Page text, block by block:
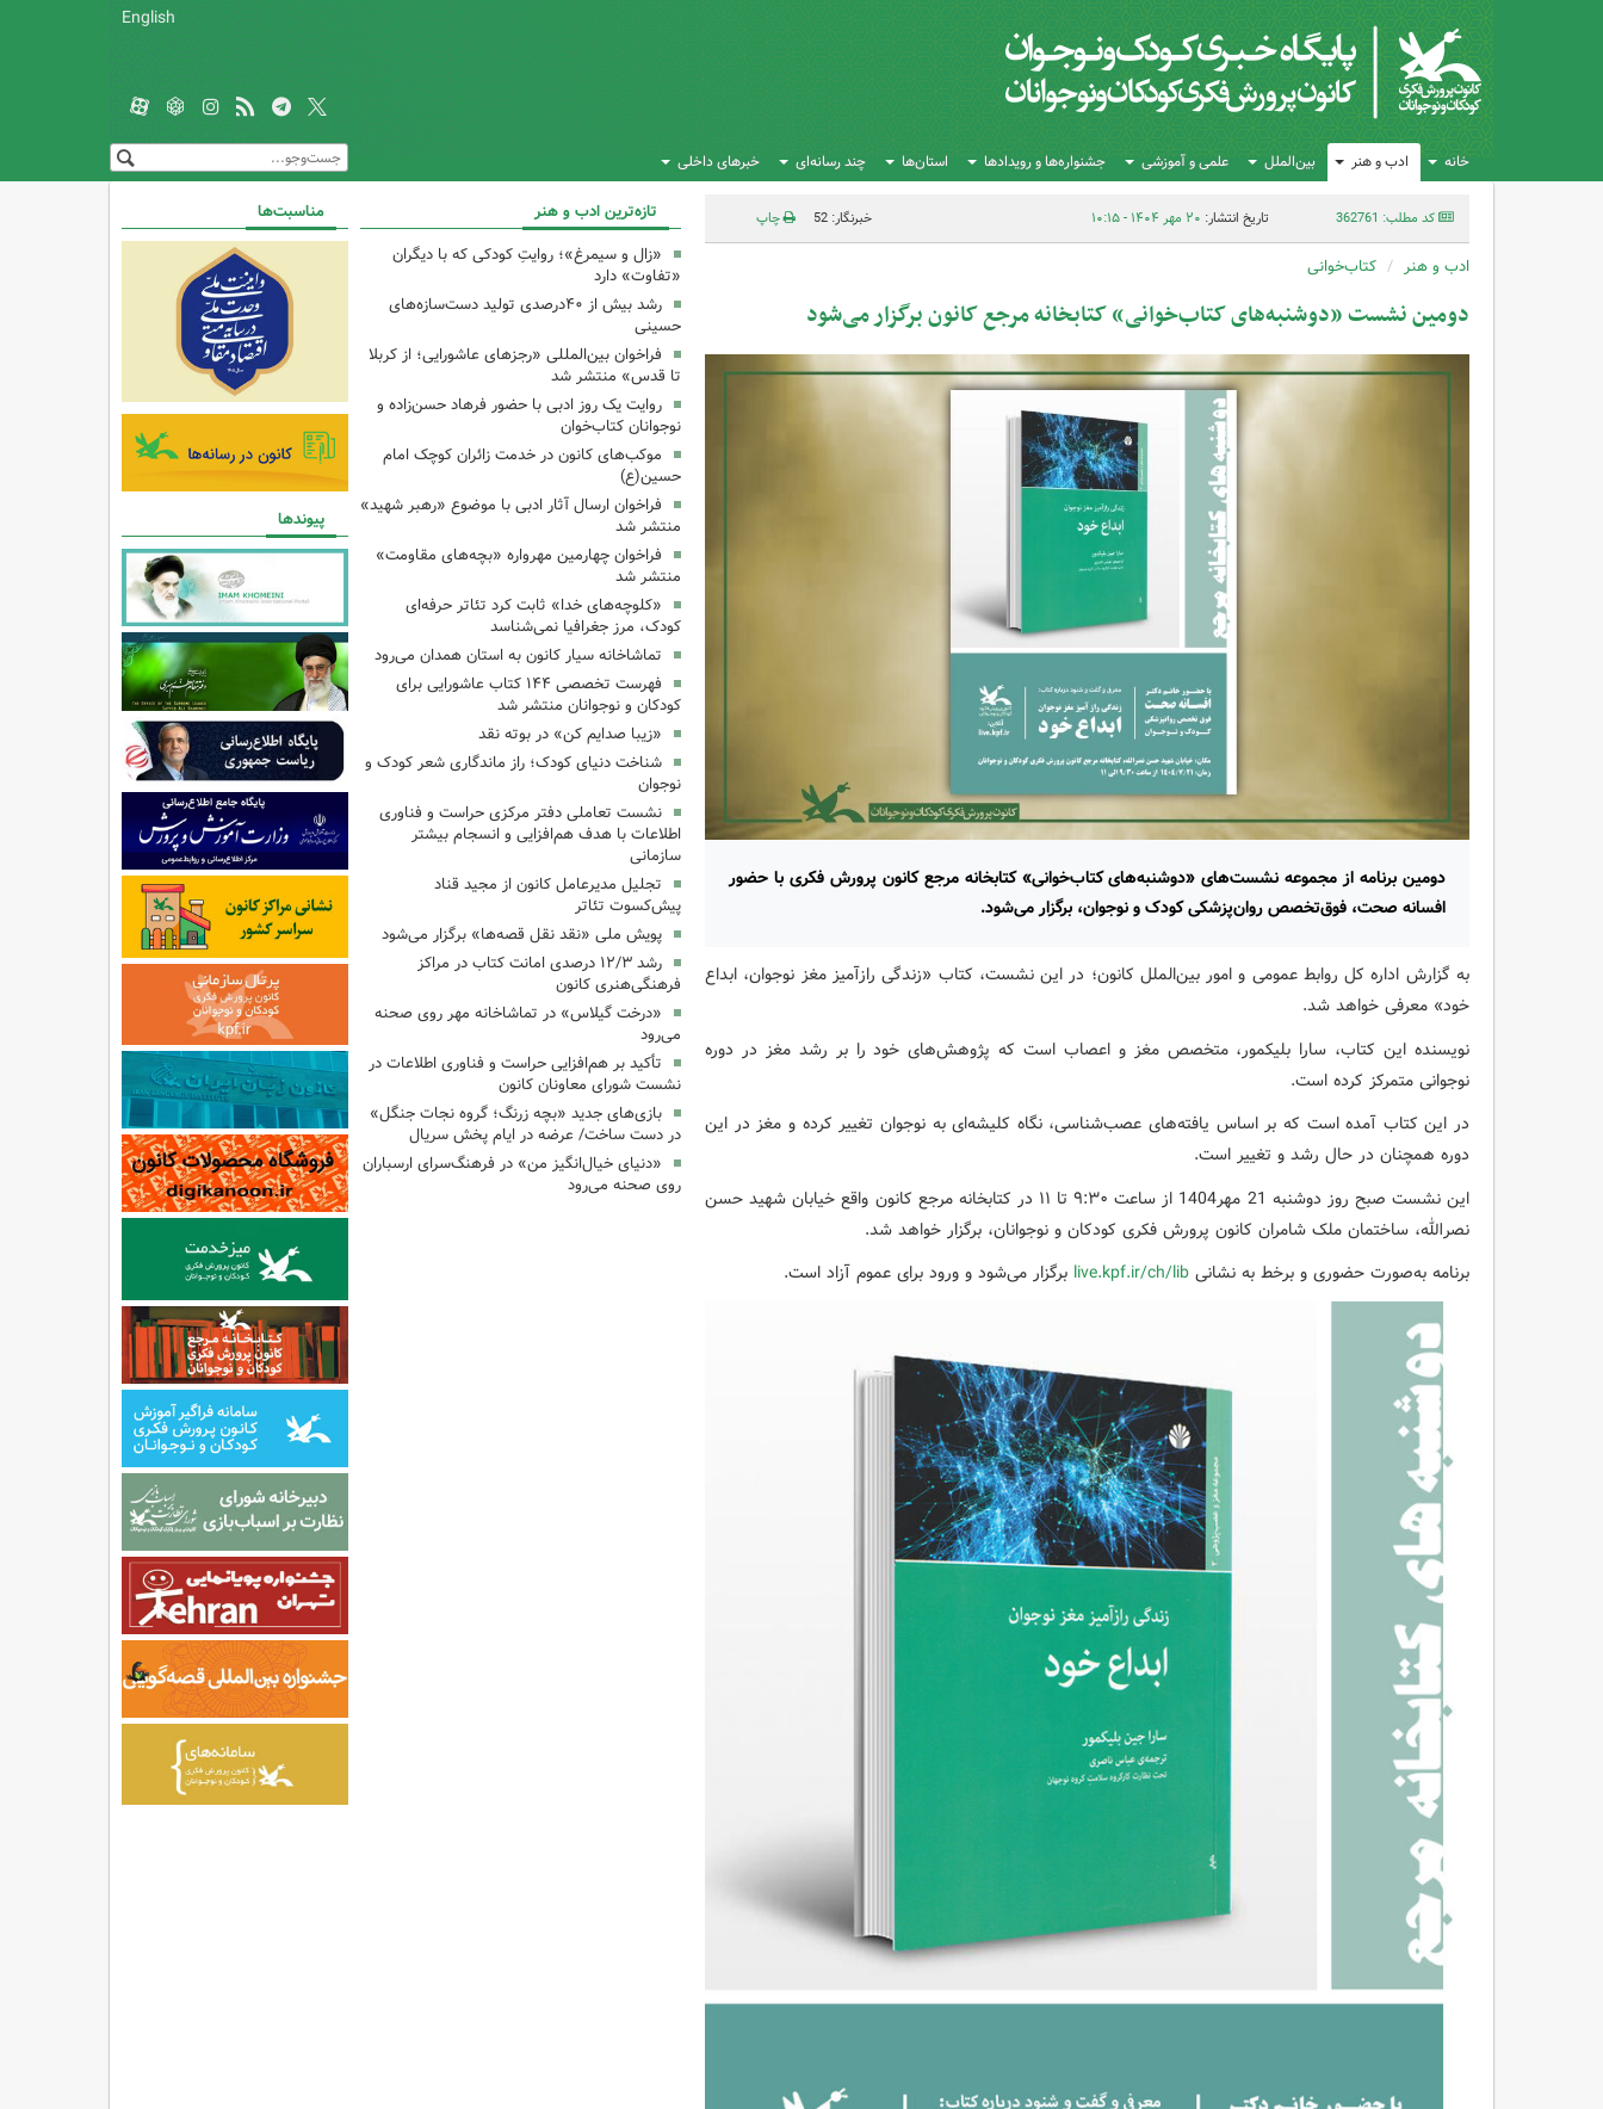
English
خانه ادب و هنر بین‌الملل علمی و آموزشی جشنواره‌ها و رویدادها استان‌ها چند رسانه‌ای خبرهای داخلی
کد مطلب: 362761 تاریخ انتشار: ۲۰ مهر ۱۴۰۴ - ۱۰:۱۵ خبرنگار: 52 چاپ
ادب و هنر کتاب‌خوانی
دومین نشست «دوشنبه‌های کتاب‌خوانی» کتابخانه مرجع کانون برگزار می‌شود
دومین برنامه از مجموعه نشست‌های «دوشنبه‌های کتاب‌خوانی» کتابخانه مرجع کانون پرورش فکری با حضور
افسانه صحت، فوق‌تخصص روان‌پزشکی کودک و نوجوان، برگزار می‌شود.
به گزارش اداره کل روابط عمومی و امور بین‌الملل کانون؛ در این نشست، کتاب «زندگی رازآمیز مغز نوجوان، ابداع
خود» معرفی خواهد شد.
نویسنده این کتاب، سارا بلیکمور، متخصص مغز و اعصاب است که پژوهش‌های خود را بر رشد مغز در دوره
نوجوانی متمرکز کرده است.
در این کتاب آمده است که بر اساس یافته‌های عصب‌شناسی، نگاه کلیشه‌ای به نوجوان تغییر کرده و مغز در این
دوره همچنان در حال رشد و تغییر است.
این نشست صبح روز دوشنبه 21 مهر1404 از ساعت ۹:۳۰ تا ۱۱ در کتابخانه مرجع کانون واقع خیابان شهید حسن
نصرالله، ساختمان ملک شامران کانون پرورش فکری کودکان و نوجوانان، برگزار خواهد شد.
برنامه به‌صورت حضوری و برخط به نشانی live.kpf.ir/ch/lib برگزار می‌شود و ورود برای عموم آزاد است.
تازه‌ترین ادب و هنر
«زال و سیمرغ»؛ روایتِ کودکی که با دیگران
«تفاوت» دارد
رشد بیش از ۴۰درصدی تولید دست‌سازه‌های
حسینی
فراخوان بین‌المللی «رجزهای عاشورایی؛ از کربلا
تا قدس» منتشر شد
روایت یک روز ادبی با حضور فرهاد حسن‌زاده و
نوجوانان کتاب‌خوان
موکب‌های کانون در خدمت زائران کوچک امام
حسین(ع)
فراخوان ارسال آثار ادبی با موضوع «رهبر شهید»
منتشر شد
فراخوان چهارمین مهرواره «بچه‌های مقاومت»
منتشر شد
«کلوچه‌های خدا» ثابت کرد تئاتر حرفه‌ای
کودک، مرز جغرافیا نمی‌شناسد
تماشاخانه سیار کانون به استان همدان می‌رود
فهرست تخصصی ۱۴۴ کتاب عاشورایی برای
کودکان و نوجوانان منتشر شد
«زیبا صدایم کن» در بوته نقد
شناخت دنیای کودک؛ راز ماندگاری شعر کودک و
نوجوان
نشست تعاملی دفتر مرکزی حراست و فناوری
اطلاعات با هدف هم‌افزایی و انسجام بیشتر
سازمانی
تجلیل مدیرعامل کانون از مجید قناد
پیش‌کسوت تئاتر
پویش ملی «نقد نقل قصه‌ها» برگزار می‌شود
رشد ۱۲/۳ درصدی امانت کتاب در مراکز
فرهنگی‌هنری کانون
«درخت گیلاس» در تماشاخانه مهر روی صحنه
می‌رود
تأکید بر هم‌افزایی حراست و فناوری اطلاعات در
نشست شورای معاونان کانون
بازی‌های جدید «بچه زرنگ؛ گروه نجات جنگل»
در دست ساخت/ عرضه در ایام پخش سریال
«دنیای خیال‌انگیز من» در فرهنگ‌سرای ارسباران
روی صحنه می‌رود
مناسبت‌ها
پیوندها